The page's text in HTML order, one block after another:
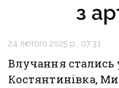
з
24 лютого 2025 р., 07:31
Влучання стались
Костянтинівка,